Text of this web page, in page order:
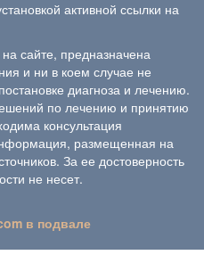
активной ссылки на
сайте, предназначена
и ни в коем случае не
диагноза и лечению.
по лечению и принятию
консультация
размещенная на
За ее достоверность
не несет.